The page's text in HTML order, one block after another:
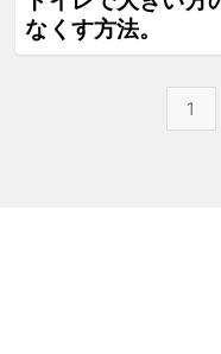
なくす方法。
1